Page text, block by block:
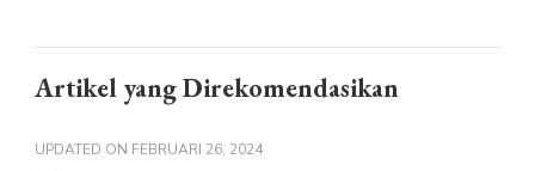
Artikel yang Direkomendasikan
UPDATED ON FEBRUARI 26, 2024